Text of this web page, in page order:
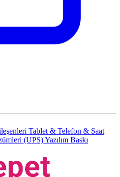
Tablet & Telefon & Saat
(UPS)Yazılım Baskı